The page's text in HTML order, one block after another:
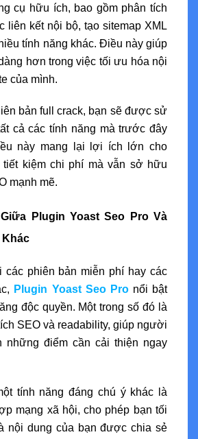
cụ hữu ích, bao gồm phân tích
liên kết nội bộ, tạo sitemap XML
tính năng khác. Điều này giúp
hơn trong việc tối ưu hóa nội
của mình.
bản full crack, bạn sẽ được sử
cả các tính năng mà trước đây
này mang lại lợi ích lớn cho
tiết kiệm chi phí mà vẫn sở hữu
mạnh mẽ.
Plugin Yoast Seo Pro Và
Khác
các phiên bản miễn phí hay các
Plugin Yoast Seo Pronổi bật
độc quyền. Một trong số đó là
SEO và readability, giúp người
những điểm cần cải thiện ngay
tính năng đáng chú ý khác là
mạng xã hội, cho phép bạn tối
nội dung của bạn được chia sẻ